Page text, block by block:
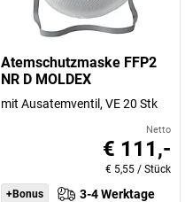
Atemschutzmaske FFP2
NR D MOLDEX
mit Ausatemventil, VE 20 Stk
Netto
€ 111,-
€ 5,55 / Stück
+Bonus
3-4 Werktage